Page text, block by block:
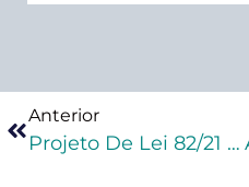
Anterior
Projeto De Lei 82/21 Cria Protocolo Para Combater Violência Contra Mulher No Transporte Público